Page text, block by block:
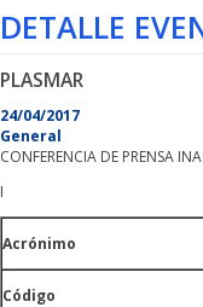
DETALLE
PLASMAR
24/04/2017
General
CONFERENCIA DE PRENSA
I
Acrónimo
Código